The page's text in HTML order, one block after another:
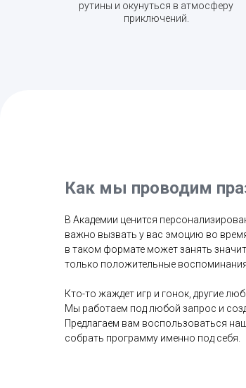
рутины и окунуться в атмосферу
приключений.
Как мы проводим
В Академии ценится
важно вызвать у вас эмоцию во
в таком формате может занять
только положительные
Кто-то жаждет игр и гонок, другие
Мы работаем под любой запрос и
Предлагаем вам воспользоваться
собрать программу именно под себя.